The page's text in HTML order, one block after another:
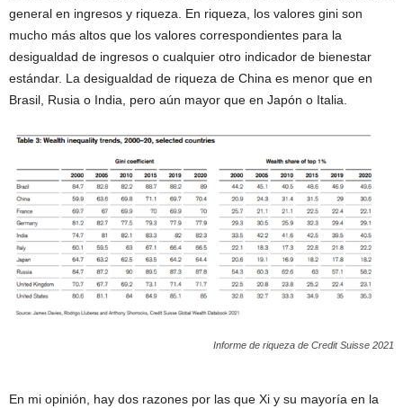
general en ingresos y riqueza. En riqueza, los valores gini son
mucho más altos que los valores correspondientes para la
desigualdad de ingresos o cualquier otro indicador de bienestar
estándar. La desigualdad de riqueza de China es menor que en
Brasil, Rusia o India, pero aún mayor que en Japón o Italia.
Informe de riqueza de Credit Suisse 2021
En mi opinión, hay dos razones por las que Xi y su mayoría en la